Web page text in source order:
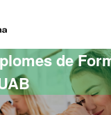
pàgina
de